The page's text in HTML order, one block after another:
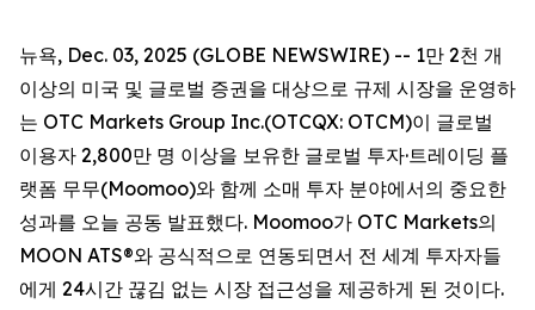
뉴욕, Dec. 03, 2025 (GLOBE NEWSWIRE) -- 1만 2천 개
이상의 미국 및 글로벌 증권을 대상으로 규제 시장을 운영하
는 OTC Markets Group Inc.(OTCQX: OTCM)이 글로벌
이용자 2,800만 명 이상을 보유한 글로벌 투자·트레이딩 플
랫폼 무무(Moomoo)와 함께 소매 투자 분야에서의 중요한
성과를 오늘 공동 발표했다. Moomoo가 OTC Markets의
MOON ATS®와 공식적으로 연동되면서 전 세계 투자자들
에게 24시간 끊김 없는 시장 접근성을 제공하게 된 것이다.